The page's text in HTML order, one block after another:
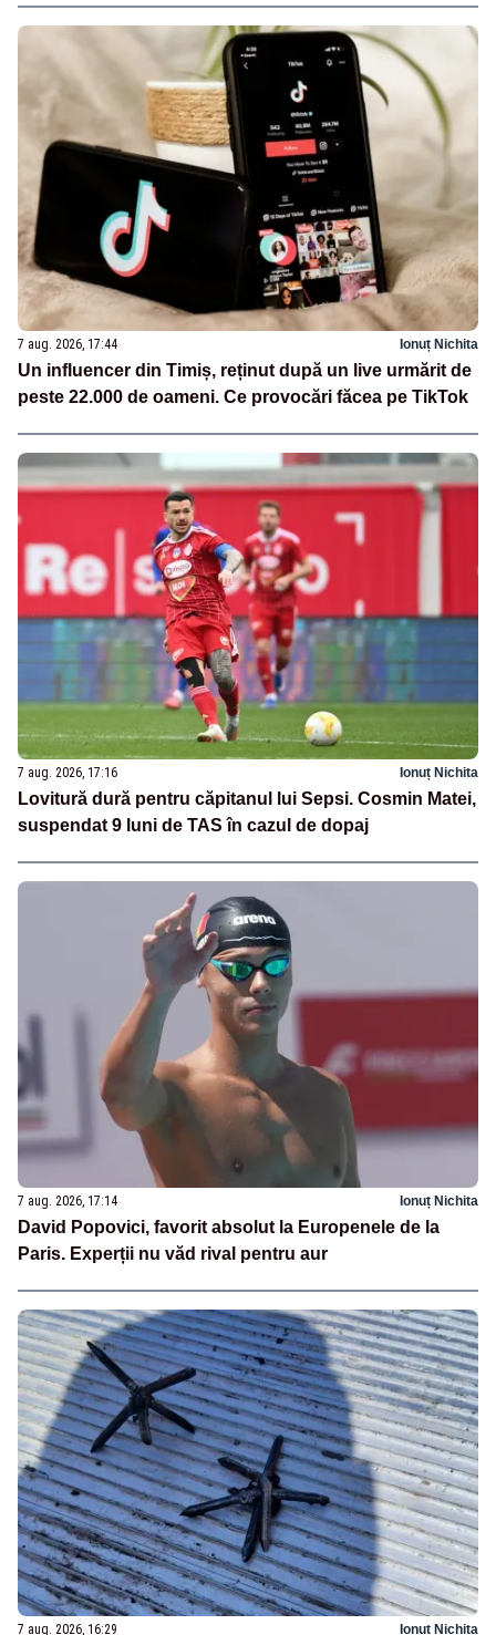
7 aug. 2026, 17:44 Ionuț Nichita
Un influencer din Timiș, reținut după un live urmărit de
peste 22.000 de oameni. Ce provocări făcea pe TikTok
7 aug. 2026, 17:16 Ionuț Nichita
Lovitură dură pentru căpitanul lui Sepsi. Cosmin Matei,
suspendat 9 luni de TAS în cazul de dopaj
7 aug. 2026, 17:14 Ionuț Nichita
David Popovici, favorit absolut la Europenele de la
Paris. Experții nu văd rival pentru aur
7 aug. 2026, 16:29 Ionuț Nichita